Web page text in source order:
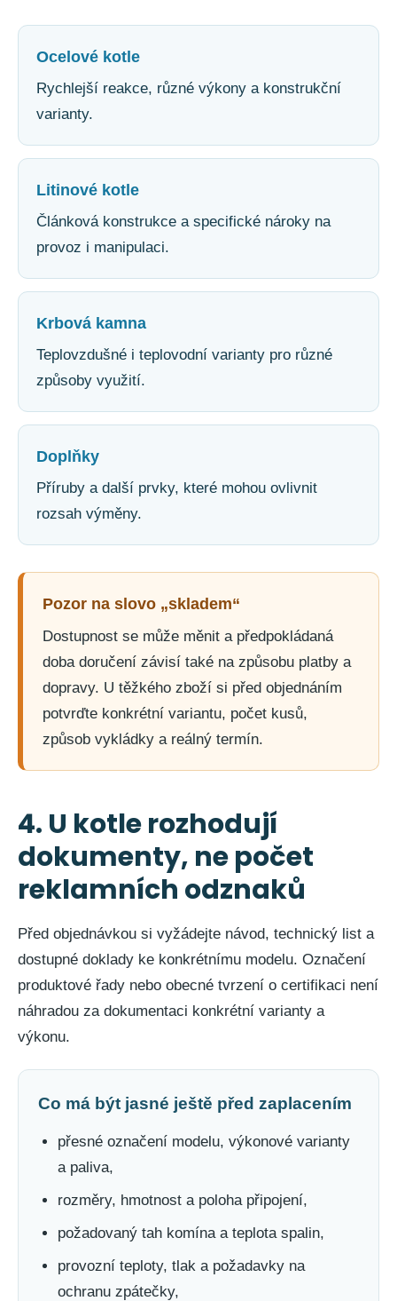
Ocelové kotle
Rychlejší reakce, různé výkony a konstrukční
varianty.
Litinové kotle
Článková konstrukce a specifické nároky na
provoz i manipulaci.
Krbová kamna
Teplovzdušné i teplovodní varianty pro různé
způsoby využití.
Doplňky
Příruby a další prvky, které mohou ovlivnit
rozsah výměny.
Pozor na slovo „skladem“
Dostupnost se může měnit a předpokládaná
doba doručení závisí také na způsobu platby a
dopravy. U těžkého zboží si před objednáním
potvrďte konkrétní variantu, počet kusů,
způsob vykládky a reálný termín.
4. U kotle rozhodují
dokumenty, ne počet
reklamních odznaků
Před objednávkou si vyžádejte návod, technický list a
dostupné doklady ke konkrétnímu modelu. Označení
produktové řady nebo obecné tvrzení o certifikaci není
náhradou za dokumentaci konkrétní varianty a
výkonu.
Co má být jasné ještě před zaplacením
přesné označení modelu, výkonové varianty
a paliva,
rozměry, hmotnost a poloha připojení,
požadovaný tah komína a teplota spalin,
provozní teploty, tlak a požadavky na
ochranu zpátečky,